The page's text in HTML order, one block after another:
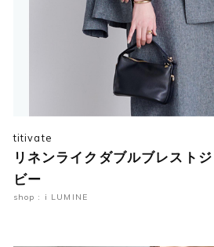
titivate
リネンライクダブルブレスト
ビー
shop : i LUMINE